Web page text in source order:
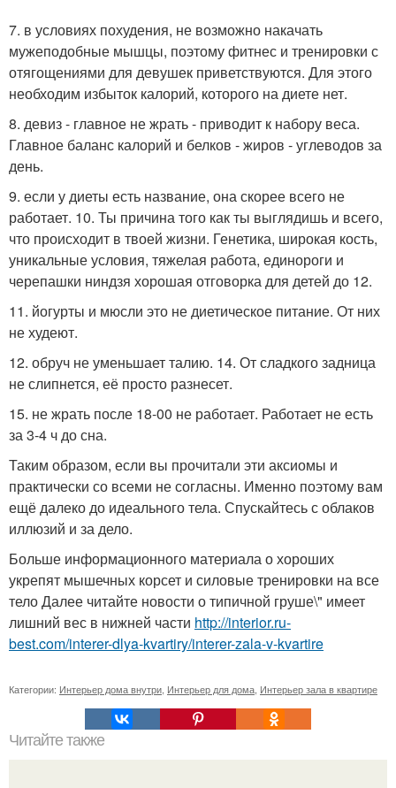
7. в условиях похудения, не возможно накачать
мужеподобные мышцы, поэтому фитнес и тренировки с
отягощениями для девушек приветствуются. Для этого
необходим избыток калорий, которого на диете нет.
8. девиз - главное не жрать - приводит к набору веса.
Главное баланс калорий и белков - жиров - углеводов за
день.
9. если у диеты есть название, она скорее всего не
работает. 10. Ты причина того как ты выглядишь и всего,
что происходит в твоей жизни. Генетика, широкая кость,
уникальные условия, тяжелая работа, единороги и
черепашки ниндзя хорошая отговорка для детей до 12.
11. йогурты и мюсли это не диетическое питание. От них
не худеют.
12. обруч не уменьшает талию. 14. От сладкого задница
не слипнется, её просто разнесет.
15. не жрать после 18-00 не работает. Работает не есть
за 3-4 ч до сна.
Таким образом, если вы прочитали эти аксиомы и
практически со всеми не согласны. Именно поэтому вам
ещё далеко до идеального тела. Спускайтесь с облаков
иллюзий и за дело.
Больше информационного материала о хороших
укрепят мышечных корсет и силовые тренировки на все
тело Далее читайте новости о типичной груше\" имеет
лишний вес в нижней части http://interior.ru-
best.com/interer-dlya-kvartiry/interer-zala-v-kvartire
Категории: Интерьер дома внутри Интерьер для дома Интерьер зала в квартире
Читайте также